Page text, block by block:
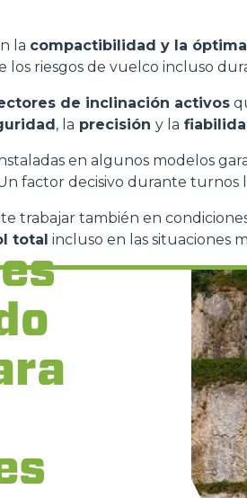
la compactibilidad y la
los riesgos de vuelco incluso
de inclinación activos
, la precisión y la
en algunos modelos
factor decisivo durante turnos
trabajar también en
total incluso en las situaciones